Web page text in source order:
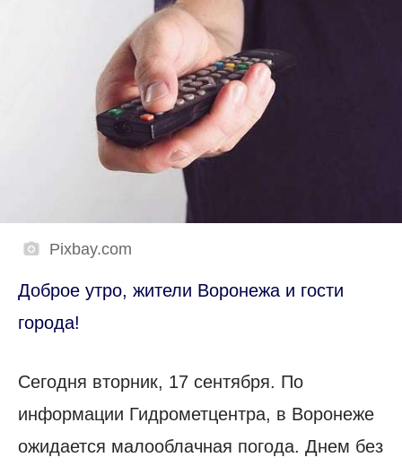
Pixbay.com
Доброе утро, жители Воронежа и гости
города!
Сегодня вторник, 17 сентября. По
информации Гидрометцентра, в Воронеже
ожидается малооблачная погода. Днем без